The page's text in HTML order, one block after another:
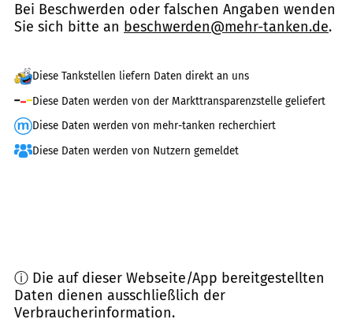
Bei Beschwerden oder falschen Angaben wenden
Sie sich bitte an beschwerden@mehr-tanken.de.
Diese Tankstellen liefern Daten direkt an uns
Diese Daten werden von der Markttransparenzstelle geliefert
Diese Daten werden von mehr-tanken recherchiert
Diese Daten werden von Nutzern gemeldet
ⓘ Die auf dieser Webseite/App bereitgestellten
Daten dienen ausschließlich der
Verbraucherinformation.